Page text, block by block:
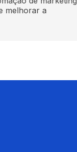
melhorar a